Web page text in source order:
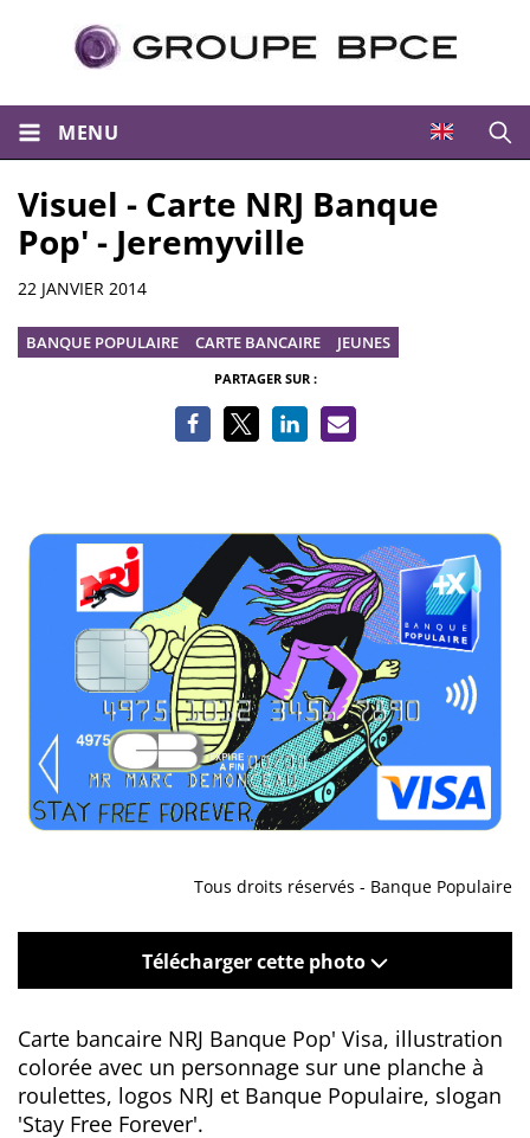
MENU
Visuel - Carte NRJ Banque
Pop' - Jeremyville
Informations
22 JANVIER 2014
BANQUE POPULAIRE CARTE BANCAIRE JEUNES
PARTAGER SUR :
Tous droits réservés - Banque Populaire
Télécharger cette photo
Carte bancaire NRJ Banque Pop' Visa, illustration
colorée avec un personnage sur une planche à
roulettes, logos NRJ et Banque Populaire, slogan
'Stay Free Forever'.